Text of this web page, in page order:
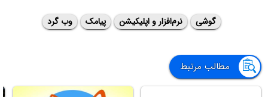
گوشی نرم‌افزار و اپلیکیشن پیامک وب گرد
مطالب مرتبط